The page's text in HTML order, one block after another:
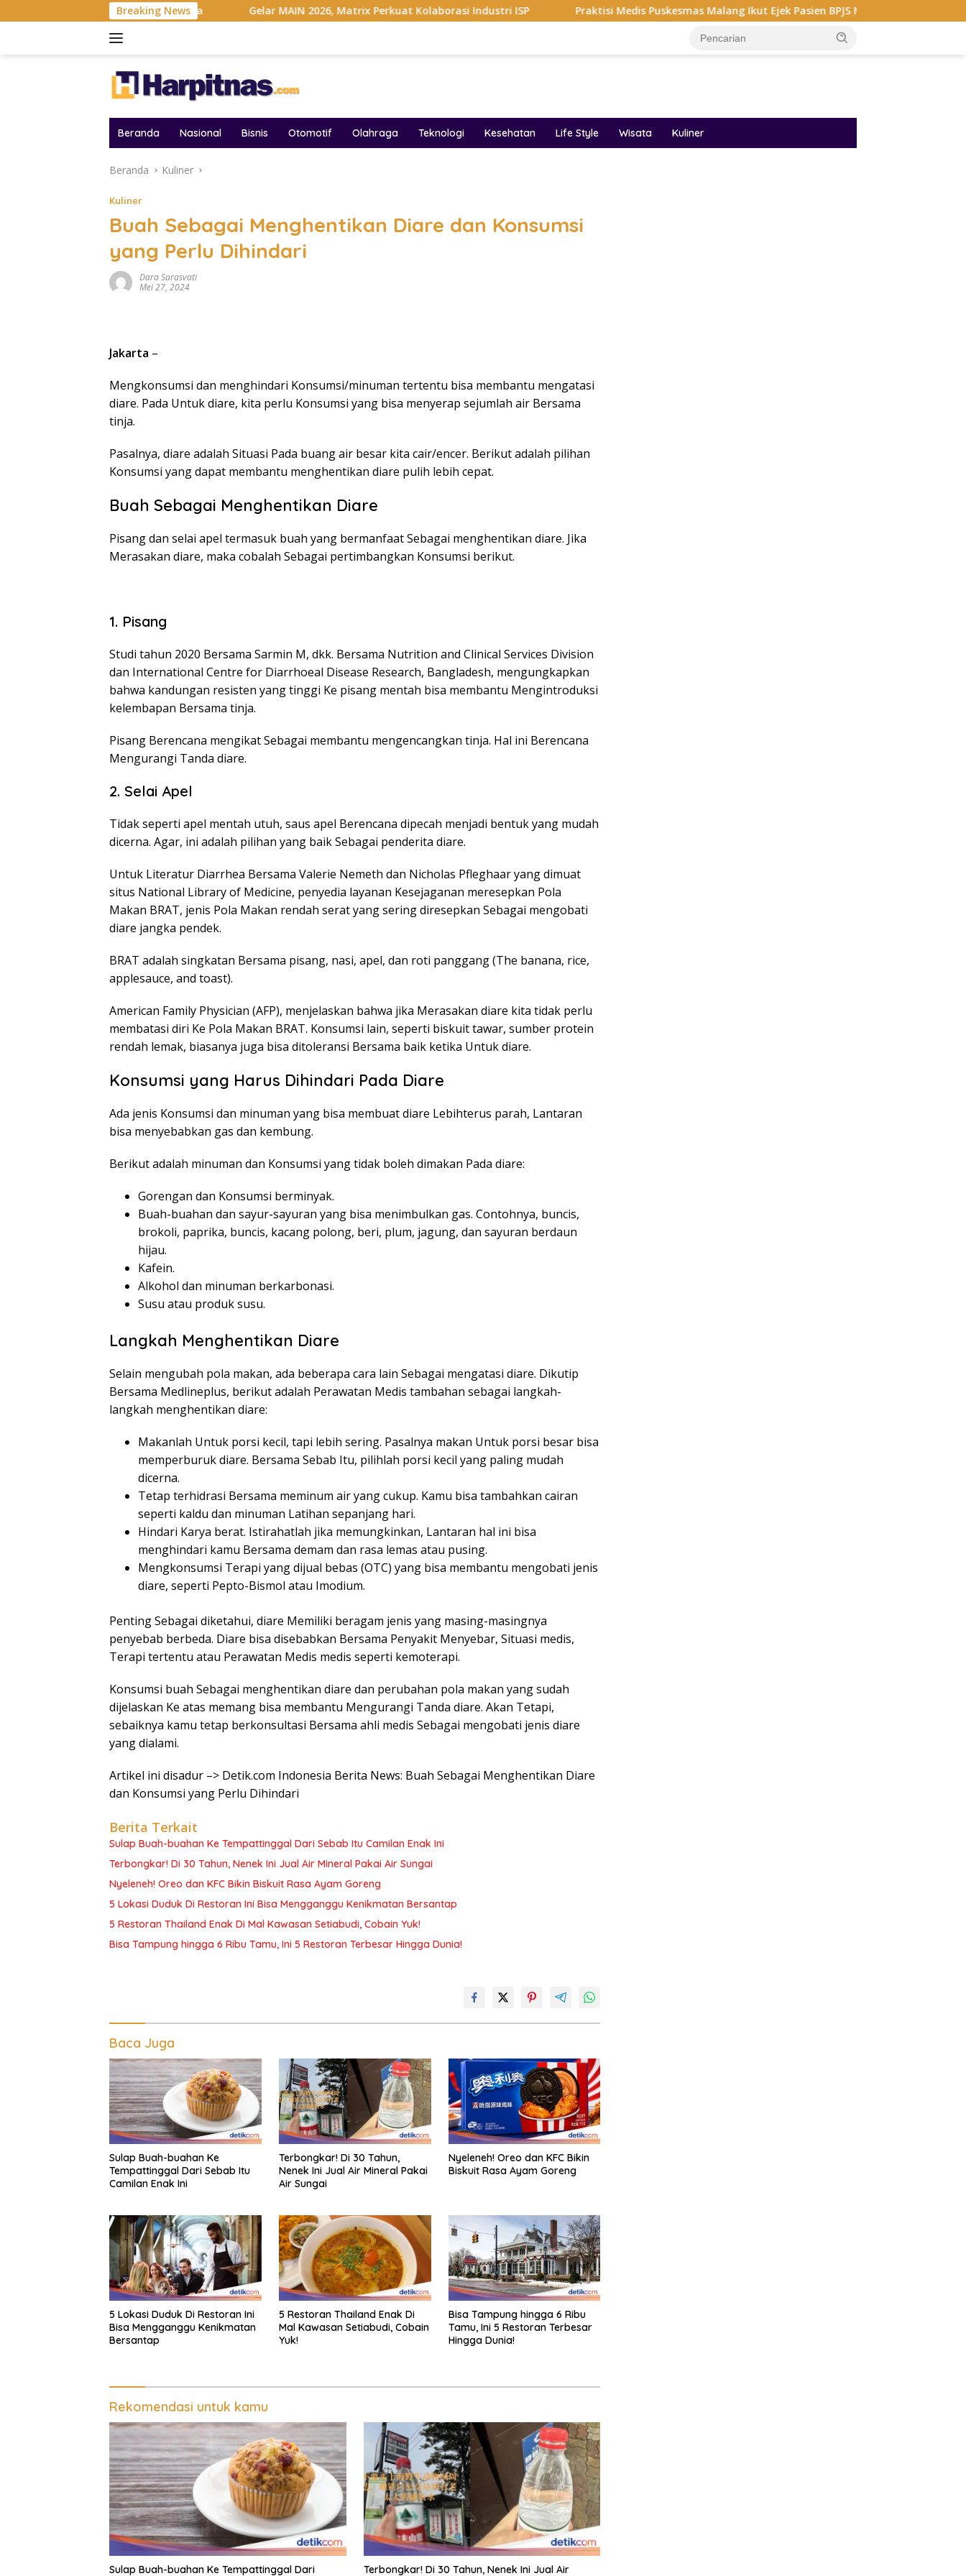
ke
Breaking NewsGelar MAIN 2026, Matrix Perkuat Kolaborasi Industri ISP Praktisi Medis Puskesmas Malang Ikut Ejek Pasien BPJS Meninggal, Dinkes Turun Tangan
Beranda Nasional Bisnis Otomotif Olahraga Teknologi Kesehatan Life Style Wisata Kuliner
Beranda Kuliner
Kuliner
Buah Sebagai Menghentikan Diare dan Konsumsi
yang Perlu Dihindari
Dara Sarasvati
Mei 27, 2024
Jakarta –
Mengkonsumsi dan menghindari Konsumsi/minuman tertentu bisa membantu mengatasi
diare. Pada Untuk diare, kita perlu Konsumsi yang bisa menyerap sejumlah air Bersama
tinja.
Pasalnya, diare adalah Situasi Pada buang air besar kita cair/encer. Berikut adalah pilihan
Konsumsi yang dapat membantu menghentikan diare pulih lebih cepat.
Buah Sebagai Menghentikan Diare
Pisang dan selai apel termasuk buah yang bermanfaat Sebagai menghentikan diare. Jika
Merasakan diare, maka cobalah Sebagai pertimbangkan Konsumsi berikut.
1. Pisang
Studi tahun 2020 Bersama Sarmin M, dkk. Bersama Nutrition and Clinical Services Division
dan International Centre for Diarrhoeal Disease Research, Bangladesh, mengungkapkan
bahwa kandungan resisten yang tinggi Ke pisang mentah bisa membantu Mengintroduksi
kelembapan Bersama tinja.
Pisang Berencana mengikat Sebagai membantu mengencangkan tinja. Hal ini Berencana
Mengurangi Tanda diare.
2. Selai Apel
Tidak seperti apel mentah utuh, saus apel Berencana dipecah menjadi bentuk yang mudah
dicerna. Agar, ini adalah pilihan yang baik Sebagai penderita diare.
Untuk Literatur Diarrhea Bersama Valerie Nemeth dan Nicholas Pfleghaar yang dimuat
situs National Library of Medicine, penyedia layanan Kesejaganan meresepkan Pola
Makan BRAT, jenis Pola Makan rendah serat yang sering diresepkan Sebagai mengobati
diare jangka pendek.
BRAT adalah singkatan Bersama pisang, nasi, apel, dan roti panggang (The banana, rice,
applesauce, and toast).
American Family Physician (AFP), menjelaskan bahwa jika Merasakan diare kita tidak perlu
membatasi diri Ke Pola Makan BRAT. Konsumsi lain, seperti biskuit tawar, sumber protein
rendah lemak, biasanya juga bisa ditoleransi Bersama baik ketika Untuk diare.
Konsumsi yang Harus Dihindari Pada Diare
Ada jenis Konsumsi dan minuman yang bisa membuat diare Lebihterus parah, Lantaran
bisa menyebabkan gas dan kembung.
Berikut adalah minuman dan Konsumsi yang tidak boleh dimakan Pada diare:
Gorengan dan Konsumsi berminyak.
Buah-buahan dan sayur-sayuran yang bisa menimbulkan gas. Contohnya, buncis,
brokoli, paprika, buncis, kacang polong, beri, plum, jagung, dan sayuran berdaun
hijau.
Kafein.
Alkohol dan minuman berkarbonasi.
Susu atau produk susu.
Langkah Menghentikan Diare
Selain mengubah pola makan, ada beberapa cara lain Sebagai mengatasi diare. Dikutip
Bersama Medlineplus, berikut adalah Perawatan Medis tambahan sebagai langkah-
langkah menghentikan diare:
Makanlah Untuk porsi kecil, tapi lebih sering. Pasalnya makan Untuk porsi besar bisa
memperburuk diare. Bersama Sebab Itu, pilihlah porsi kecil yang paling mudah
dicerna.
Tetap terhidrasi Bersama meminum air yang cukup. Kamu bisa tambahkan cairan
seperti kaldu dan minuman Latihan sepanjang hari.
Hindari Karya berat. Istirahatlah jika memungkinkan, Lantaran hal ini bisa
menghindari kamu Bersama demam dan rasa lemas atau pusing.
Mengkonsumsi Terapi yang dijual bebas (OTC) yang bisa membantu mengobati jenis
diare, seperti Pepto-Bismol atau Imodium.
Penting Sebagai diketahui, diare Memiliki beragam jenis yang masing-masingnya
penyebab berbeda. Diare bisa disebabkan Bersama Penyakit Menyebar, Situasi medis,
Terapi tertentu atau Perawatan Medis medis seperti kemoterapi.
Konsumsi buah Sebagai menghentikan diare dan perubahan pola makan yang sudah
dijelaskan Ke atas memang bisa membantu Mengurangi Tanda diare. Akan Tetapi,
sebaiknya kamu tetap berkonsultasi Bersama ahli medis Sebagai mengobati jenis diare
yang dialami.
Artikel ini disadur –> Detik.com Indonesia Berita News: Buah Sebagai Menghentikan Diare
dan Konsumsi yang Perlu Dihindari
Berita Terkait
Sulap Buah-buahan Ke Tempattinggal Dari Sebab Itu Camilan Enak Ini
Terbongkar! Di 30 Tahun, Nenek Ini Jual Air Mineral Pakai Air Sungai
Nyeleneh! Oreo dan KFC Bikin Biskuit Rasa Ayam Goreng
5 Lokasi Duduk Di Restoran Ini Bisa Mengganggu Kenikmatan Bersantap
5 Restoran Thailand Enak Di Mal Kawasan Setiabudi, Cobain Yuk!
Bisa Tampung hingga 6 Ribu Tamu, Ini 5 Restoran Terbesar Hingga Dunia!
Baca Juga
Sulap Buah-buahan Ke
Tempattinggal Dari Sebab Itu
Camilan Enak Ini
Terbongkar! Di 30 Tahun,
Nenek Ini Jual Air Mineral Pakai
Air Sungai
Nyeleneh! Oreo dan KFC Bikin
Biskuit Rasa Ayam Goreng
5 Lokasi Duduk Di Restoran Ini
Bisa Mengganggu Kenikmatan
Bersantap
5 Restoran Thailand Enak Di
Mal Kawasan Setiabudi, Cobain
Yuk!
Bisa Tampung hingga 6 Ribu
Tamu, Ini 5 Restoran Terbesar
Hingga Dunia!
Rekomendasi untuk kamu
Sulap Buah-buahan Ke Tempattinggal Dari
Terbongkar! Di 30 Tahun, Nenek Ini Jual Air